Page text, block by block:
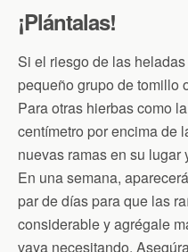
¡Plántalas!
Si el riesgo de las
pequeño grupo de tomillo
Para otras hierbas como
centímetro por encima de
nuevas ramas en su
En una semana,
par de días para que las
considerable y agrégale
vaya necesitando.